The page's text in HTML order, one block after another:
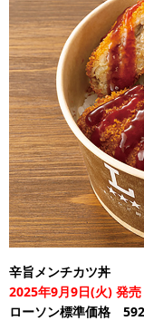
辛旨メンチカツ丼
2025年9月9日(火) 発売
ローソン標準価格